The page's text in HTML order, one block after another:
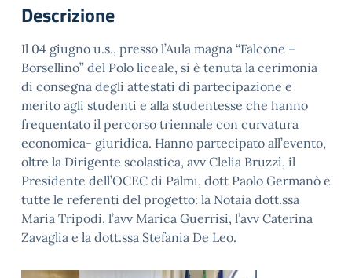
Descrizione
Il 04 giugno u.s., presso l’Aula magna “Falcone –
Borsellino” del Polo liceale, si è tenuta la cerimonia
di consegna degli attestati di partecipazione e
merito agli studenti e alla studentesse che hanno
frequentato il percorso triennale con curvatura
economica- giuridica. Hanno partecipato all’evento,
oltre la Dirigente scolastica, avv Clelia Bruzzì, il
Presidente dell’OCEC di Palmi, dott Paolo Germanò e
tutte le referenti del progetto: la Notaia dott.ssa
Maria Tripodi, l’avv Marica Guerrisi, l’avv Caterina
Zavaglia e la dott.ssa Stefania De Leo.